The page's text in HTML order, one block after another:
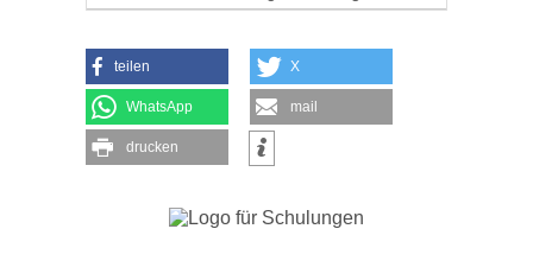
teilen X
WhatsApp mail
drucken